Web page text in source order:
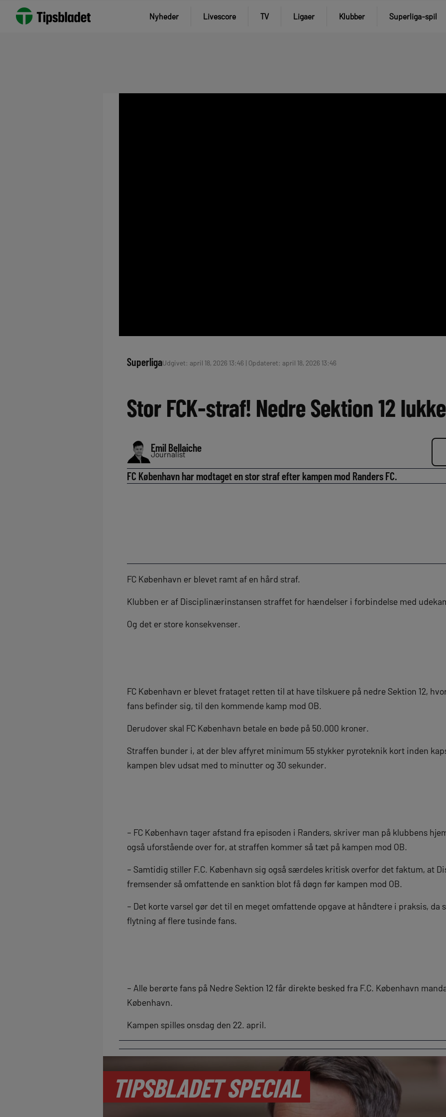
Nyheder Livescore TV Ligaer Klubber Superliga-spil
SuperligaUdgivet: april 18, 2026 13:46 | Opdateret: april 18, 2026 13:46
Stor FCK-straf! Nedre Sektion 12
Emil Bellaiche
Journalist
FC København har modtaget en stor straf efter kampen mod Randers FC.
FC København er blevet ramt af en hård straf.
Klubben er af Disciplinærinstansen straffet for hændelser i forbindelse med
Og det er store konsekvenser.
FC København er blevet frataget retten til at have tilskuere på nedre Sektion 12,
fans befinder sig, til den kommende kamp mod OB.
Derudover skal FC København betale en bøde på 50.000 kroner.
Straffen bunder i, at der blev affyret minimum 55 stykker pyroteknik kort inden
kampen blev udsat med to minutter og 30 sekunder.
– FC København tager afstand fra episoden i Randers, skriver man på klubbens
også uforstående over for, at straffen kommer så tæt på kampen mod OB.
– Samtidig stiller F.C. København sig også særdeles kritisk overfor det faktum, at
fremsender så omfattende en sanktion blot få døgn før kampen mod OB.
– Det korte varsel gør det til en meget omfattende opgave at håndtere i praksis,
flytning af flere tusinde fans.
– Alle berørte fans på Nedre Sektion 12 får direkte besked fra F.C. København
København.
Kampen spilles onsdag den 22. april.
TIPSBLADET SPECIAL